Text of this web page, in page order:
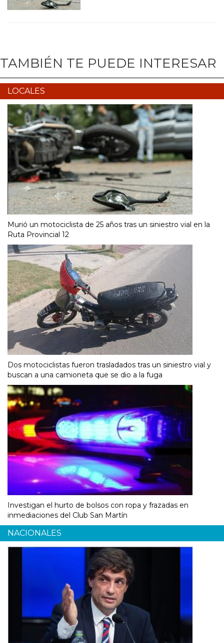
TAMBIÉN TE PUEDE INTERESAR
LOCALES
Murió un motociclista de 25 años tras un siniestro vial en la
Ruta Provincial 12
Dos motociclistas fueron trasladados tras un siniestro vial y
buscan a una camioneta que se dio a la fuga
Investigan el hurto de bolsos con ropa y frazadas en
inmediaciones del Club San Martín
NACIONALES